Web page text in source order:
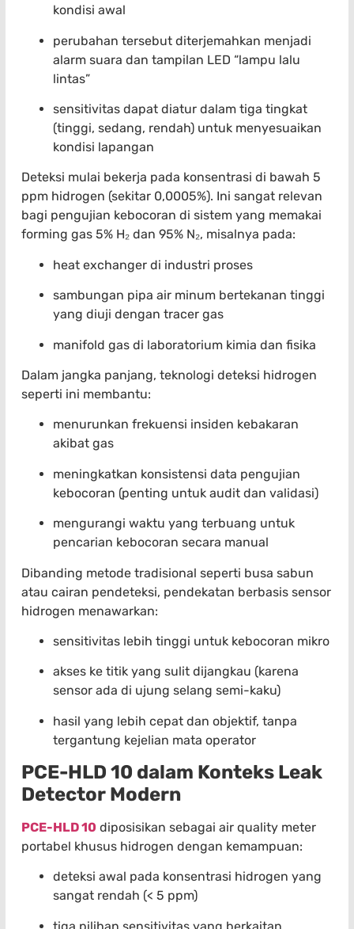
kondisi awal
perubahan tersebut diterjemahkan menjadi
alarm suara dan tampilan LED “lampu lalu
lintas”
sensitivitas dapat diatur dalam tiga tingkat
(tinggi, sedang, rendah) untuk menyesuaikan
kondisi lapangan
Deteksi mulai bekerja pada konsentrasi di bawah 5
ppm hidrogen (sekitar 0,0005%). Ini sangat relevan
bagi pengujian kebocoran di sistem yang memakai
forming gas 5% H₂ dan 95% N₂, misalnya pada:
heat exchanger di industri proses
sambungan pipa air minum bertekanan tinggi
yang diuji dengan tracer gas
manifold gas di laboratorium kimia dan fisika
Dalam jangka panjang, teknologi deteksi hidrogen
seperti ini membantu:
menurunkan frekuensi insiden kebakaran
akibat gas
meningkatkan konsistensi data pengujian
kebocoran (penting untuk audit dan validasi)
mengurangi waktu yang terbuang untuk
pencarian kebocoran secara manual
Dibanding metode tradisional seperti busa sabun
atau cairan pendeteksi, pendekatan berbasis sensor
hidrogen menawarkan:
sensitivitas lebih tinggi untuk kebocoran mikro
akses ke titik yang sulit dijangkau (karena
sensor ada di ujung selang semi-kaku)
hasil yang lebih cepat dan objektif, tanpa
tergantung kejelian mata operator
PCE-HLD 10 dalam Konteks Leak
Detector Modern
PCE-HLD 10 diposisikan sebagai air quality meter
portabel khusus hidrogen dengan kemampuan:
deteksi awal pada konsentrasi hidrogen yang
sangat rendah (< 5 ppm)